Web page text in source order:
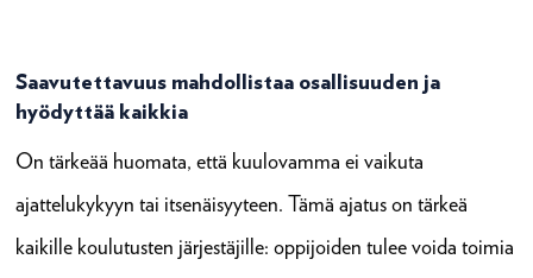
Saavutettavuus mahdollistaa osallisuuden ja
hyödyttää kaikkia
On tärkeää huomata, että kuulovamma ei vaikuta
ajattelukykyyn tai itsenäisyyteen. Tämä ajatus on tärkeä
kaikille koulutusten järjestäjille: oppijoiden tulee voida toimia